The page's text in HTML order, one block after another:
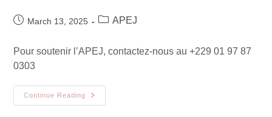
March 13, 2025 APEJ
Pour soutenir l’APEJ, contactez-nous au +229 01 97 87
0303
Continue Reading